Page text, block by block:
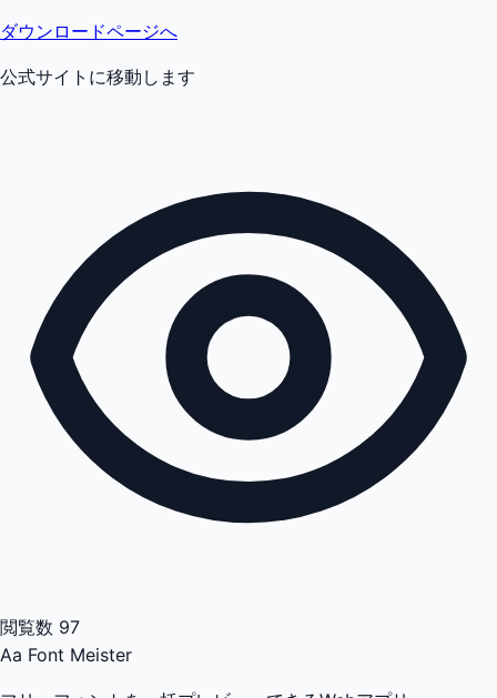
ダウンロードページへ
公式サイトに移動します
閲覧数 97
Aa Font Meister